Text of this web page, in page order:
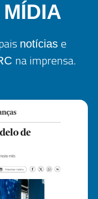
MÍDIA
notícias e
na imprensa.